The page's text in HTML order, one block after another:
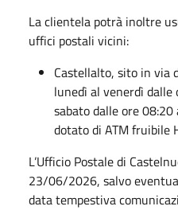
La clientela potrà inoltre
uffici postali vicini:
Castellalto, sito in via
lunedì al venerdì
sabato dalle ore 08:20
dotato di ATM fruibile
L’Ufficio Postale di
23/06/2026, salvo
data tempestiva